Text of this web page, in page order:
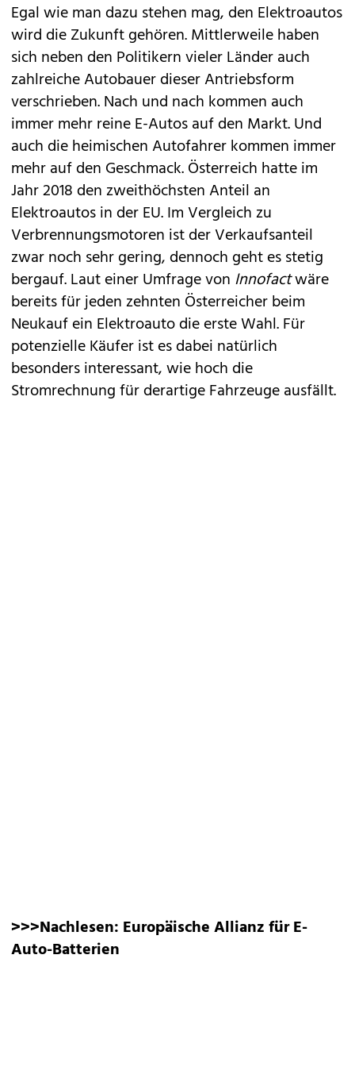
Egal wie man dazu stehen mag, den Elektroautos
wird die Zukunft gehören. Mittlerweile haben
sich neben den Politikern vieler Länder auch
zahlreiche Autobauer dieser Antriebsform
verschrieben. Nach und nach kommen auch
immer mehr reine E-Autos auf den Markt. Und
auch die heimischen Autofahrer kommen immer
mehr auf den Geschmack. Österreich hatte im
Jahr 2018 den zweithöchsten Anteil an
Elektroautos in der EU. Im Vergleich zu
Verbrennungsmotoren ist der Verkaufsanteil
zwar noch sehr gering, dennoch geht es stetig
bergauf. Laut einer Umfrage von Innofactwäre
bereits für jeden zehnten Österreicher beim
Neukauf ein Elektroauto die erste Wahl. Für
potenzielle Käufer ist es dabei natürlich
besonders interessant, wie hoch die
Stromrechnung für derartige Fahrzeuge ausfällt.
>>>Nachlesen: Europäische Allianz für E-
Auto-Batterien